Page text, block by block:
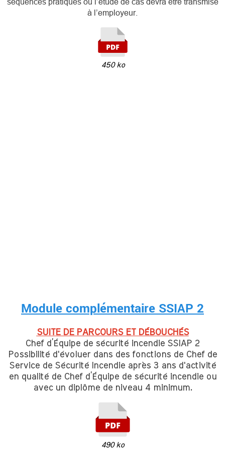
à l’employeur.
450 ko
Module complémentaire SSIAP 2
SUITE DE PARCOURS ET DÉBOUCHÉS
Chef d’Équipe de sécurité incendie SSIAP 2
Possibilité d'évoluer dans des fonctions de Chef de
Service de Sécurité Incendie après 3 ans d'activité
en qualité de Chef d’Équipe de sécurité incendie ou
avec un diplôme de niveau 4 minimum.
490 ko